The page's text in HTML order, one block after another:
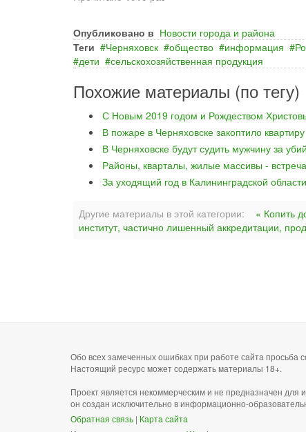
Опубликовано в Новости города и района
Теги
Черняховск общество информация
дети
сельскохозяйственная продукция
Похожие материалы (по тегу)
С Новым 2019 годом и Рождеством
В пожаре в Черняховске закоптило квартиру
В Черняховске будут судить мужчину за
Районы, кварталы, жилые массивы -
За уходящий год в Калининградской
Другие материалы в этой категории: « Копить
институт, частично лишенный аккредитации,
Обо всех замеченных ошибках при работе сайта
Настоящий ресурс может содержать материалы 18+.
Проект является некоммерческим и не предназначен для
он создан исключительно в информационно-
Обратная связь | Карта сайта